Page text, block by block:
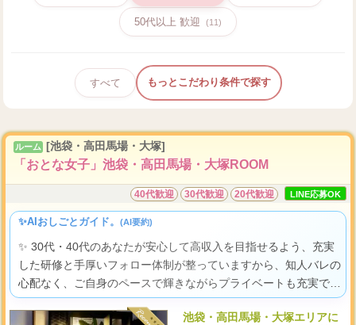
50代以上 歓迎 (11)
すべて もっとこだわり条件で探す
ルーム [池袋・高田馬場・大塚]
「おとな女子」池袋・高田馬場・大塚ROOM
40代歓迎 30代歓迎 20代歓迎 LINE応募OK
✨AIおしごとガイド。 (AI要約)
✨ 30代・40代のあなたが安心して高収入を目指せるよう、充実
した研修と手厚いフォロー体制が整っていますから、知人バレの
心配なく、ご自身のペースで輝きながらプライベートも充実でき
る、そんな温かい職場であなたらしく輝いてみませんか。
池袋・高田馬場・大塚エリアに